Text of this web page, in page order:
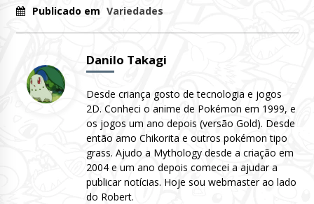
Publicado em Variedades
Danilo Takagi
Desde criança gosto de tecnologia e jogos
2D. Conheci o anime de Pokémon em 1999, e
os jogos um ano depois (versão Gold). Desde
então amo Chikorita e outros pokémon tipo
grass. Ajudo a Mythology desde a criação em
2004 e um ano depois comecei a ajudar a
publicar notícias. Hoje sou webmaster ao lado
do Robert.